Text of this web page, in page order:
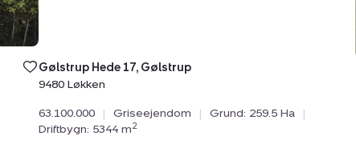
Bolig er gemt
under dine
favoritter.
Gølstrup Hede 17, Gølstrup
9480 Løkken
63.100.000 | Griseejendom | Grund: 259.5 Ha
|
Driftbygn: 5344 m2